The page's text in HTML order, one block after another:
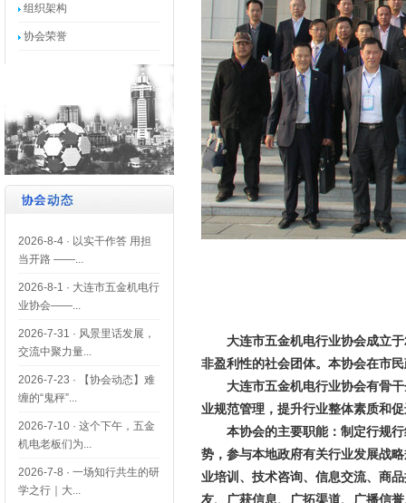
组织架构
协会荣誉
2026-8-4 · 以实干作答 用担
当开路 ——...
2026-8-1 · 大连市五金机电行
业协会——...
2026-7-31 · 风景里话发展，
交流中聚力量...
2026-7-23 ·
【协会动态】难
缠的“鬼秤”...
2026-7-10 · 这个下午，五金
机电老板们为...
2026-7-8 · 一场知行共生的研
学之行｜大...
大连市五金机电行业协会成立于
非盈利性的社会团体。本协会在市
大连市五金机电行业协会有骨
业规范管理，提升行业整体素质和
本协会的主要职能：制定行规
势，参与本地政府有关行业发展战
业培训、技术咨询、信息交流、商
友、广获信息、广拓渠道、广播信